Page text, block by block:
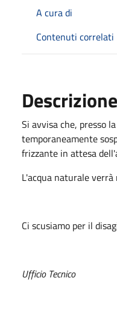
A cura di
Contenuti correlati
Descrizione
Si avvisa che, presso
temporaneamente
frizzante in attesa
L'acqua naturale
Ci scusiamo per il
Ufficio Tecnico